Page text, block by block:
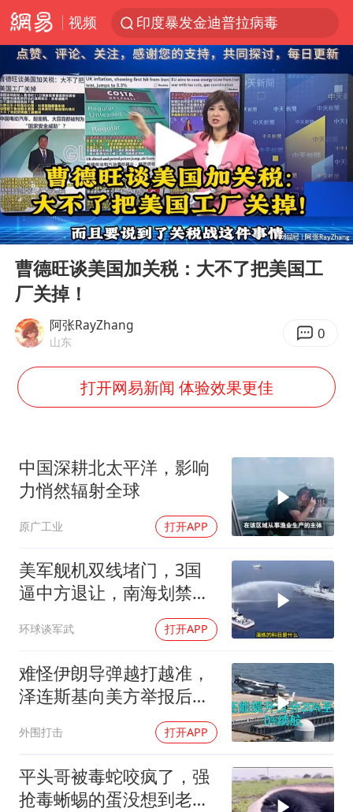
视频
印度暴发金迪普拉病毒
80后女柜员获聘4200亿银行副行长
24小时不关空调 电费反而更低？
陕西潼关强降雨引发土崖滑坡1人失联
陕西柞水突发泥石流致1死2失联
美国退回1000亿美元关税
“事业单位招聘不是人情买卖”
小伙靠AI减肥 45天瘦40斤进了ICU
新华社权威快报|我国编制完成新版全月地质图
如何把百年大党建设得更加坚强有力
中国经济展现强大韧性和活力
Play
00:00 03:19
曹德旺谈美国加关税：大不了把美国工
厂关掉！
阿张RayZhang
山东 0
打开网易新闻 体验效果更佳
中国深耕北太平洋，影响
力悄然辐射全球
原广工业 打开APP
美军舰机双线堵门，3国
逼中方退让，南海划禁
区，轰-6K已经挂弹
环球谈军武 打开APP
难怪伊朗导弹越打越准，
泽连斯基向美方举报后，
外围打击 打开APP
平头哥被毒蛇咬疯了，强
抢毒蜥蜴的蛋没想到老婆